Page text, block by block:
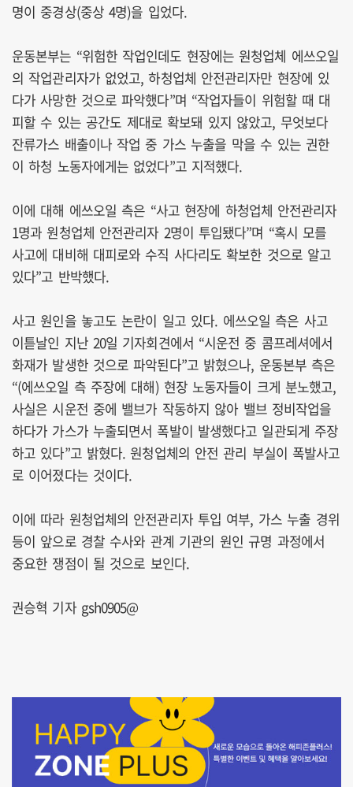
명이 중경상(중상 4명)을 입었다.
운동본부는 “위험한 작업인데도 현장에는 원청업체 에쓰오일
의 작업관리자가 없었고, 하청업체 안전관리자만 현장에 있
다가 사망한 것으로 파악했다”며 “작업자들이 위험할 때 대
피할 수 있는 공간도 제대로 확보돼 있지 않았고, 무엇보다
잔류가스 배출이나 작업 중 가스 누출을 막을 수 있는 권한
이 하청 노동자에게는 없었다”고 지적했다.
이에 대해 에쓰오일 측은 “사고 현장에 하청업체 안전관리자
1명과 원청업체 안전관리자 2명이 투입됐다”며 “혹시 모를
사고에 대비해 대피로와 수직 사다리도 확보한 것으로 알고
있다”고 반박했다.
사고 원인을 놓고도 논란이 일고 있다. 에쓰오일 측은 사고
이튿날인 지난 20일 기자회견에서 “시운전 중 콤프레셔에서
화재가 발생한 것으로 파악된다”고 밝혔으나, 운동본부 측은
“(에쓰오일 측 주장에 대해) 현장 노동자들이 크게 분노했고,
사실은 시운전 중에 밸브가 작동하지 않아 밸브 정비작업을
하다가 가스가 누출되면서 폭발이 발생했다고 일관되게 주장
하고 있다”고 밝혔다. 원청업체의 안전 관리 부실이 폭발사고
로 이어졌다는 것이다.
이에 따라 원청업체의 안전관리자 투입 여부, 가스 누출 경위
등이 앞으로 경찰 수사와 관계 기관의 원인 규명 과정에서
중요한 쟁점이 될 것으로 보인다.
권승혁 기자 gsh0905@